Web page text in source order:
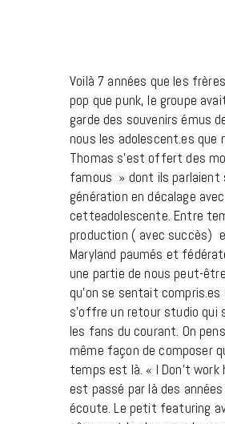
Voilà 7 années que les
pop que punk, le groupe
garde des souvenirs émus
nous les adolescent.es que
Thomas s’est offert des
famous » dont ils parlaient
génération en décalage
cetteadolescente. Entre
production ( avec succès)
Maryland paumés et
une partie de nous peut-
qu’on se sentait
s’offre un retour studio qui
les fans du courant. On
même façon de composer
temps est là. « I Don’t
est passé par là des
écoute. Le petit featuring